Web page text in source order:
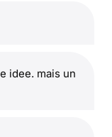
idee. mais un